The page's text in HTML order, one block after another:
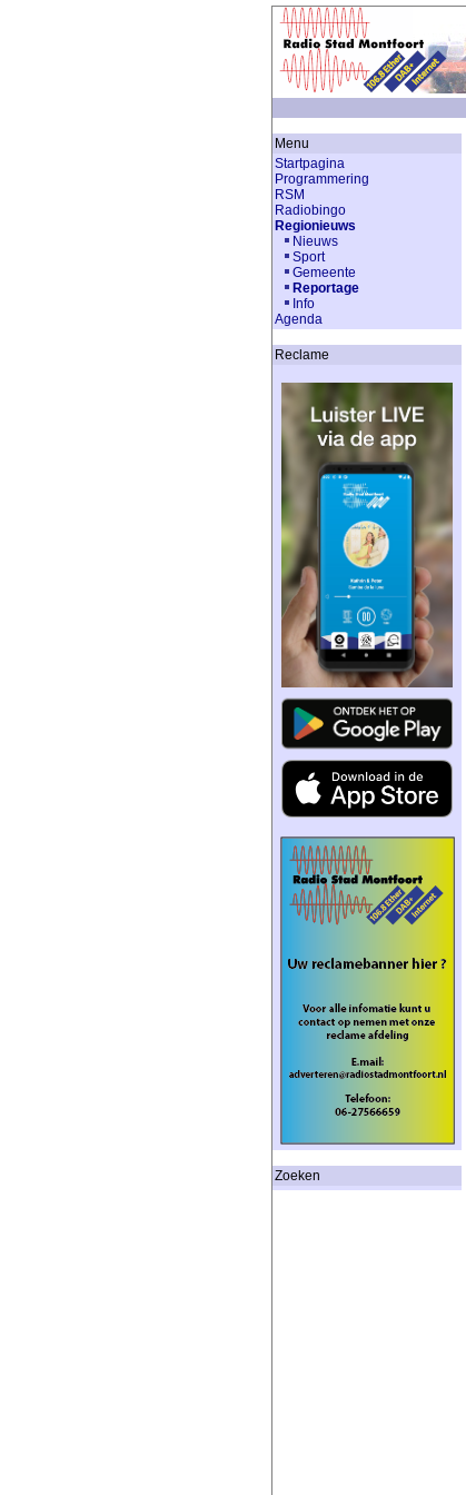
Menu
Startpagina
Programmering
RSM
Radiobingo
Regionieuws
Nieuws
Sport
Gemeente
Reportage
Info
Agenda
Reclame
Zoeken